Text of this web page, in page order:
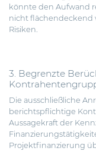
könnte den Aufwand
nicht flächendeckend
Risiken.
3. Begrenzte
Die ausschließliche
berichtspflichtige
Aussagekraft der
Projektfinanzierung